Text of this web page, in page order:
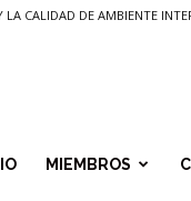
CALIDAD DE AMBIENTE
MIEMBROS